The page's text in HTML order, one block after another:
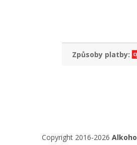
Způsoby platby:
Copyright 2016-2026